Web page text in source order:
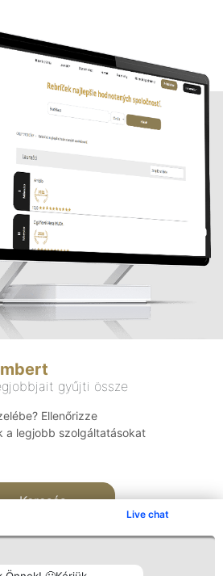
Live chat
gyűjti össze
Ellenőrizze
a legjobb szolgáltatásokat
Keresés